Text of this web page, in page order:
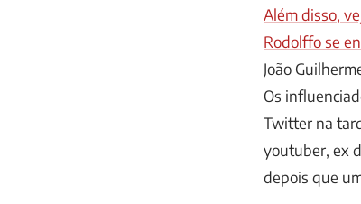
Além disso,
Rodolffo se
João
Os
Twitter na
youtuber, ex
depois que